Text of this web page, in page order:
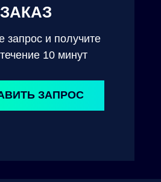
ЗАПРОС
ЗАКАЗ
запрос и получите
10 минут